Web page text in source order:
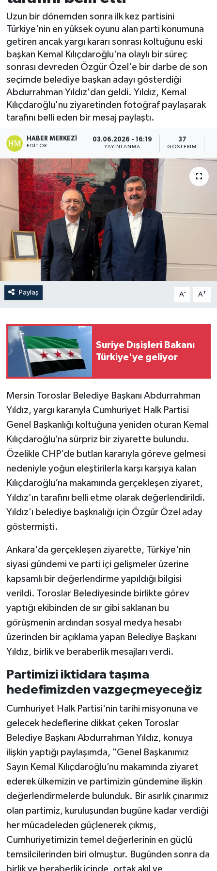
Uzun bir dönemden sonra ilk kez partisini
Türkiye'nin en yüksek oyunu alan parti konumuna
getiren ancak yargı kararı sonrası koltuğunu eski
başkan Kemal Kılıçdaroğlu'na olaylı bir süreç
sonrası devreden Özgür Özel'e bir darbe de son
seçimde belediye başkan adayı gösterdiği
Abdurrahman Yıldız'dan geldi. Yıldız, Kemal
Kılıçdaroğlu'nu ziyaretinden fotoğraf paylaşarak
tarafını belli eden bir mesaj paylaştı.
HABER MERKEZI
EDITÖR
03.06.2026 - 16:19
YAYINLANMA
37
GÖSTERIM
Paylaş A- A+
Suriye Dışişleri Bakanı
Türkiye'ye geliyor
Mersin Toroslar Belediye Başkanı Abdurrahman
Yıldız, yargı kararıyla Cumhuriyet Halk Partisi
Genel Başkanlığı koltuğuna yeniden oturan Kemal
Kılıçdaroğlu’na sürpriz bir ziyarette bulundu.
Özelikle CHP’de butlan kararıyla göreve gelmesi
nedeniyle yoğun eleştirilerla karşı karşıya kalan
Kılıçdaroğlu’na makamında gerçekleşen ziyaret,
Yıldız’ın tarafını belli etme olarak değerlendirildi.
Yıldız’ı belediye başknalığı için Özgür Özel aday
göstermişti.
Ankara'da gerçekleşen ziyarette, Türkiye'nin
siyasi gündemi ve parti içi gelişmeler üzerine
kapsamlı bir değerlendirme yapıldığı bilgisi
verildi. Toroslar Belediyesinde birlikte görev
yaptığı ekibinden de sır gibi saklanan bu
görüşmenin ardından sosyal medya hesabı
üzerinden bir açıklama yapan Belediye Başkanı
Yıldız, birlik ve beraberlik mesajları verdi.
Partimizi iktidara taşıma
hedefimizden vazgeçmeyeceğiz
Cumhuriyet Halk Partisi'nin tarihi misyonuna ve
gelecek hedeflerine dikkat çeken Toroslar
Belediye Başkanı Abdurrahman Yıldız, konuya
ilişkin yaptığı paylaşımda, "Genel Başkanımız
Sayın Kemal Kılıçdaroğlu’nu makamında ziyaret
ederek ülkemizin ve partimizin gündemine ilişkin
değerlendirmelerde bulunduk. Bir asırlık çınarımız
olan partimiz, kuruluşundan bugüne kadar verdiği
her mücadeleden güçlenerek çıkmış,
Cumhuriyetimizin temel değerlerinin en güçlü
temsilcilerinden biri olmuştur. Bugünden sonra da